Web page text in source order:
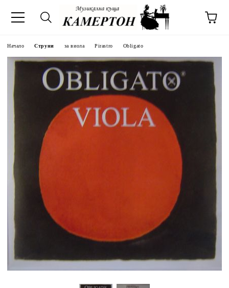
Начало Струни за виола Pirastro Obligato